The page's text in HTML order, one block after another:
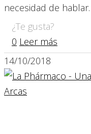
necesidad de hablar.
¿Te gusta?
0 Leer más
14/10/2018